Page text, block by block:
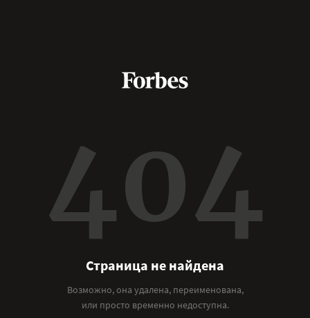
404
Страница не найдена
Возможно, она удалена, переименована,
или просто временно недоступна.